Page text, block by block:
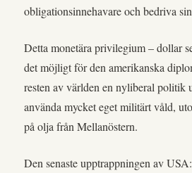
obligationsinnehavare och bedriva
Detta monetära privilegium – dollar
det möjligt för den amerikanska
resten av världen en nyliberal politik
använda mycket eget militärt våld,
på olja från Mellanöstern.
Den senaste upptrappningen av